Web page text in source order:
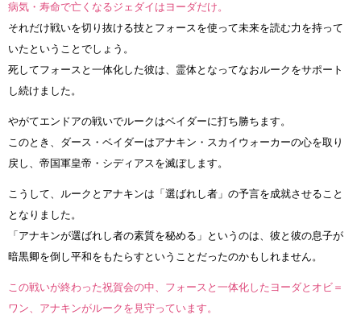
病気・寿命で亡くなるジェダイはヨーダだけ。
それだけ戦いを切り抜ける技とフォースを使って未来を読む力を持って
いたということでしょう。
死してフォースと一体化した彼は、霊体となってなおルークをサポート
し続けました。
やがてエンドアの戦いでルークはベイダーに打ち勝ちます。
このとき、ダース・ベイダーはアナキン・スカイウォーカーの心を取り
戻し、帝国軍皇帝・シディアスを滅ぼします。
こうして、ルークとアナキンは「選ばれし者」の予言を成就させること
となりました。
「アナキンが選ばれし者の素質を秘める」というのは、彼と彼の息子が
暗黒卿を倒し平和をもたらすということだったのかもしれません。
この戦いが終わった祝賀会の中、フォースと一体化したヨーダとオビ＝
ワン、アナキンがルークを見守っています。